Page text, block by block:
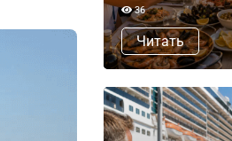
36
Читать